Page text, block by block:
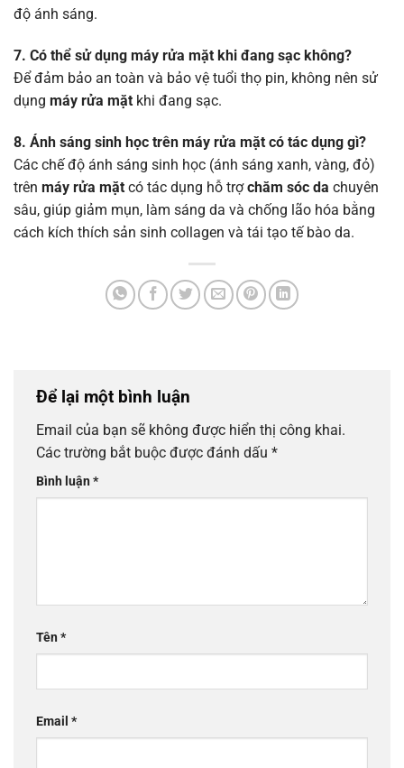
độ ánh sáng.
7. Có thể sử dụng máy rửa mặt khi đang sạc không?
Để đảm bảo an toàn và bảo vệ tuổi thọ pin, không nên sử
dụng máy rửa mặt khi đang sạc.
8. Ánh sáng sinh học trên máy rửa mặt có tác dụng gì?
Các chế độ ánh sáng sinh học (ánh sáng xanh, vàng, đỏ)
trên máy rửa mặt có tác dụng hỗ trợchăm sóc da chuyên
sâu, giúp giảm mụn, làm sáng da và chống lão hóa bằng
cách kích thích sản sinh collagen và tái tạo tế bào da.
Để lại một bình luận
Email của bạn sẽ không được hiển thị công khai.
Các trường bắt buộc được đánh dấu *
Bình luận*
Tên*
Email *